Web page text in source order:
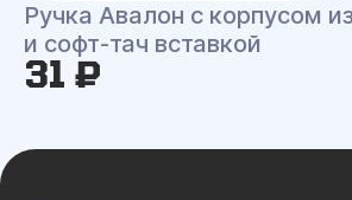
Ручка Авалон с корпусом
и софт-тач вставкой
31 ₽